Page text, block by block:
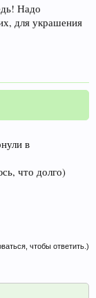
Надо
для украшения
в
что долго)
чтобы ответить.)